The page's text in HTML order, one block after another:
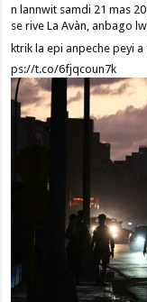
n lannwit samdi 21 mas
se rive La Avàn, anbago
ktrik la epi anpeche peyi
ps://t.co/6fjqcoun7k